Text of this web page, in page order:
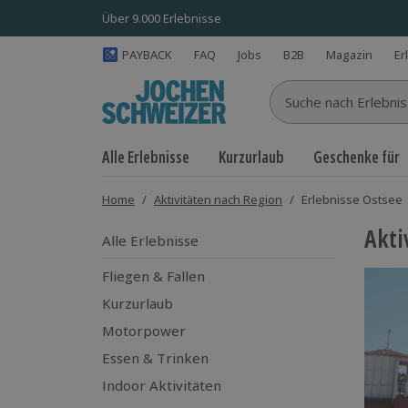
Über 9.000 Erlebnisse
PAYBACK FAQ Jobs B2B Magazin
Suche nach
Alle Erlebnisse Kurzurlaub Geschenke für
Home / Aktivitäten nach Region / Erlebnisse Ostsee
Alle Erlebnisse
Fliegen & Fallen
Kurzurlaub
Motorpower
Essen & Trinken
Indoor Aktivitäten